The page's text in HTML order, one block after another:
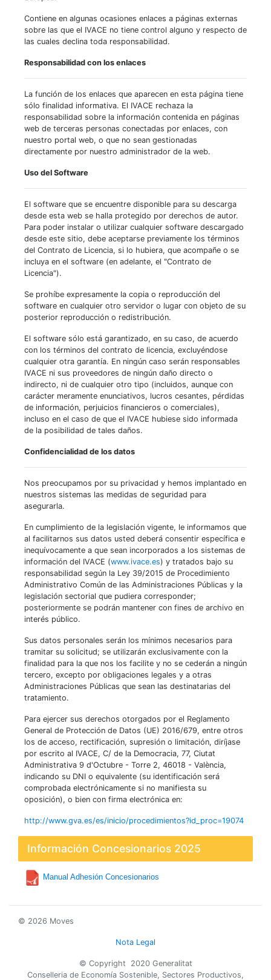
Contiene en algunas ocasiones enlaces a páginas externas
sobre las que el IVACE no tiene control alguno y respecto de
las cuales declina toda responsabilidad.
Responsabilidad con los enlaces
La función de los enlaces que aparecen en esta página tiene
sólo finalidad informativa. El IVACE rechaza la
responsabilidad sobre la información contenida en páginas
web de terceras personas conectadas por enlaces, con
nuestro portal web, o que no sean gestionadas
directamente por nuestro administrador de la web.
Uso del Software
El software que se encuentre disponible para su descarga
desde esta web se halla protegido por derechos de autor.
Para poder instalar o utilizar cualquier software descargado
desde este sitio, debe aceptarse previamente los términos
del Contrato de Licencia, si lo hubiera, que acompañe o se
incluya en el software (en adelante, el "Contrato de
Licencia").
Se prohíbe expresamente la copia o reproducción del
software en cualquier otro servidor o lugar con objeto de su
posterior reproducción o redistribución.
El software sólo está garantizado, en su caso, de acuerdo
con los términos del contrato de licencia, excluyéndose
cualquier otra garantía. En ningún caso serán responsables
IVACE ni sus proveedores de ningún daño directo o
indirecto, ni de cualquier otro tipo (incluidos, aunque con
carácter meramente enunciativos, lucros cesantes, pérdidas
de información, perjuicios financieros o comerciales),
incluso en el caso de que el IVACE hubiese sido informada
de la posibilidad de tales daños.
Confidencialidad de los datos
Nos preocupamos por su privacidad y hemos implantado en
nuestros sistemas las medidas de seguridad para
asegurarla.
En cumplimiento de la legislación vigente, le informamos que
al facilitarnos sus datos usted deberá consentir específica e
inequívocamente a que sean incorporados a los sistemas de
información del IVACE (www.ivace.es) y tratados bajo su
responsabilidad según la Ley 39/2015 de Procedimiento
Administrativo Común de las Administraciones Públicas y la
legislación sectorial que pudiera corresponder;
posteriormente se podrán mantener con fines de archivo en
interés público.
Sus datos personales serán los mínimos necesarios para
tramitar su solicitud; se utilizarán exclusivamente con la
finalidad para la que nos los facilite y no se cederán a ningún
tercero, excepto por obligaciones legales y a otras
Administraciones Públicas que sean las destinatarias del
tratamiento.
Para ejercer sus derechos otorgados por el Reglamento
General de Protección de Datos (UE) 2016/679, entre otros
los de acceso, rectificación, supresión o limitación, diríjase
por escrito al IVACE, C/ de la Democracia, 77, Ciutat
Administrativa 9 d'Octubre - Torre 2, 46018 - València,
indicando su DNI o equivalente (su identificación será
comprobada electrónicamente si no manifiesta su
oposición), o bien con firma electrónica en:
http://www.gva.es/es/inicio/procedimientos?id_proc=19074
Información Concesionarios 2025
Manual Adhesión Concesionarios
© 2026 Moves
Nota Legal
© Copyright 2020 Generalitat
Conselleria de Economía Sostenible, Sectores Productivos,